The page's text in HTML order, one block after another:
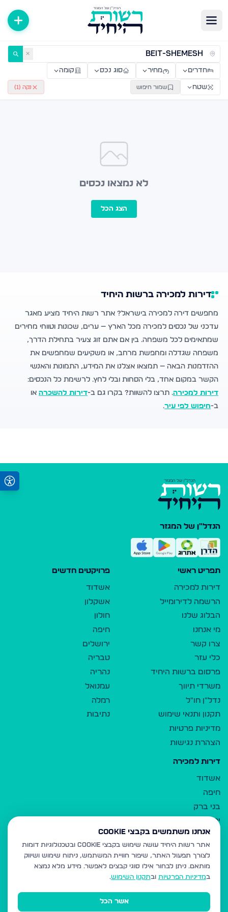
דירות למכירה ולהשכרה — רשות היחיד ✕
חדרים מחיר סוג נכס קומה
שטח שמור חיפוש נקה ( 1
)
לא נמצאו נכסים
הצג הכל
דירות למכירה ברשות היחיד
מחפשים דירה למכירה בישראל? אתר רשות היחיד מציע מאגר
עדכני של נכסים למכירה מכל הארץ — ערים, שכונות וטווחי מחירים
שמתאימים לכל משפחה. בין אם אתם זוג צעיר בתחילת הדרך,
משפחה שגדלה ומחפשת מרחב, או משקיעים שמחפשים את
ההזדמנות הבאה — תמצאו אצלנו את המידע, התמונות והאנשי
הקשר במקום אחד, בלי הסחות ובלי לחץ. לרשימת כל הנכסים:
דירות למכירה. תרצו להשוות? בקרו גם ב-דירות להשכרה או
ב-חיפוש לפי עיר.
הנדל"ן של המגזר
תפריט ראשי
דירות למכירה
הרשמה לדירומייל
הבלוג שלנו
מי אנחנו
צרו קשר
כלי עזר
פרסום ברשות היחיד
משרדי תיווך
נדל"ן חו"ל
תקנון ותנאי שימוש
מדיניות פרטיות
הצהרת נגישות
פרויקטים חדשים
אשדוד
אשקלון
חולון
חיפה
ירושלים
טבריה
נהריה
עמנואל
רמלה
נתיבות
דירות למכירה
אשדוד
חיפה
בני ברק
ירושלים
אלעד
גבעת זאב
בית שמש
רכסים
מודיעין עילית
אנחנו משתמשים בקבצי Cookie
אתר רשות היחיד עושה שימוש בקבצי Cookie ובטכנולוגיות דומות
לצורך תפעול האתר, שיפור חוויית המשתמש, ניתוח שימוש ושיווק
מותאם. ניתן לבחור אילו סוגי קבצים לאפשר. מידע מלא נמצא
במדיניות הפרטיות ובתקנון השימוש.
אשר הכל